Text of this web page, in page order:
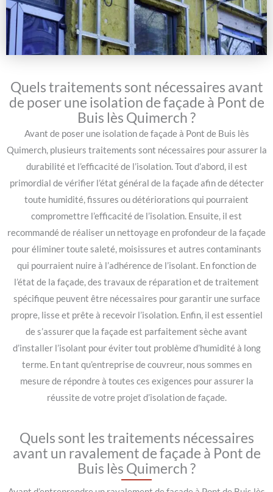
Quels traitements sont nécessaires avant
de poser une isolation de façade à Pont de
Buis lès Quimerch ?
Avant de poser une isolation de façade à Pont de Buis lès
Quimerch, plusieurs traitements sont nécessaires pour assurer la
durabilité et l’efficacité de l’isolation. Tout d’abord, il est
primordial de vérifier l’état général de la façade afin de détecter
toute humidité, fissures ou détériorations qui pourraient
compromettre l’efficacité de l’isolation. Ensuite, il est
recommandé de réaliser un nettoyage en profondeur de la façade
pour éliminer toute saleté, moisissures et autres contaminants
qui pourraient nuire à l’adhérence de l’isolant. En fonction de
l’état de la façade, des travaux de réparation et de traitement
spécifique peuvent être nécessaires pour garantir une surface
propre, lisse et prête à recevoir l’isolation. Enfin, il est essentiel
de s’assurer que la façade est parfaitement sèche avant
d’installer l’isolant pour éviter tout problème d’humidité à long
terme. En tant qu’entreprise de couvreur, nous sommes en
mesure de répondre à toutes ces exigences pour assurer la
réussite de votre projet d’isolation de façade.
Quels sont les traitements nécessaires
avant un ravalement de façade à Pont de
Buis lès Quimerch ?